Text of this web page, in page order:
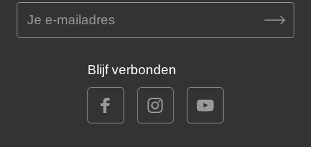
Blijf verbonden